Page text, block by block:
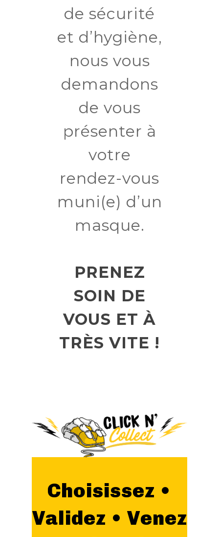
de sécurité
et d’hygiène,
nous vous
demandons
de vous
présenter à
votre
rendez-vous
muni(e) d’un
masque.
PRENEZ
SOIN DE
VOUS ET À
TRÈS VITE !
Choisissez •
Validez • Venez